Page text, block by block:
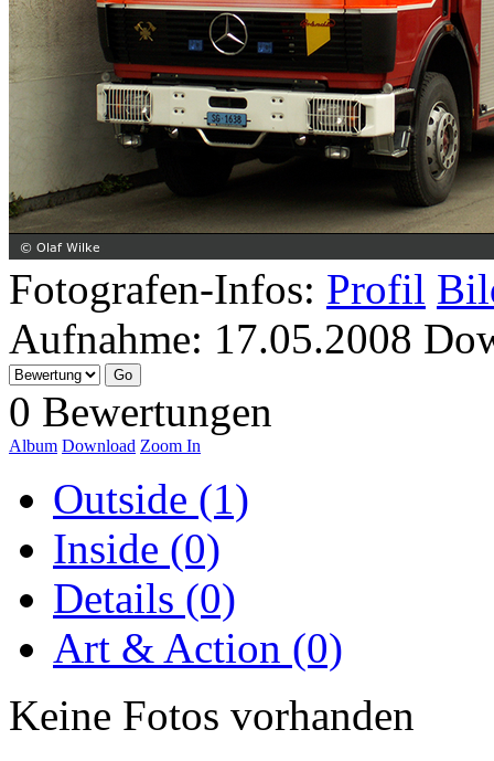
Fotografen-Infos: Profil
Aufnahme: 17.05.2008
0 Bewertungen
Album Download Zoom In
Outside (1)
Inside (0)
Details (0)
Art & Action (0)
Keine Fotos vorhanden